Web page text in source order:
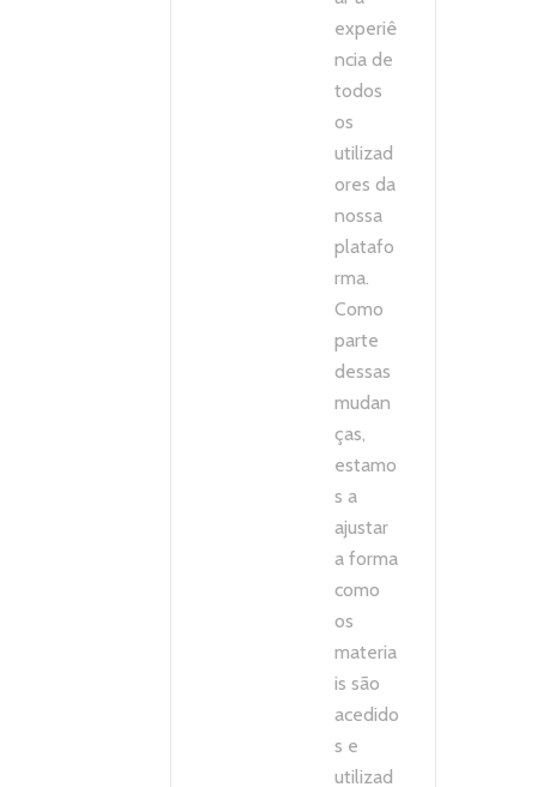
experiê
ncia de
todos
os
utilizad
ores da
nossa
platafo
rma.
Como
parte
dessas
mudan
ças,
estamo
s a
ajustar
a forma
como
os
materia
is são
acedido
s e
utilizad